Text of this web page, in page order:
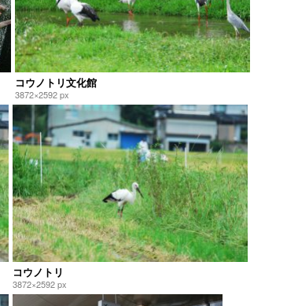
コウノトリ文化館
3872×2592 px
コウノトリ
3872×2592 px